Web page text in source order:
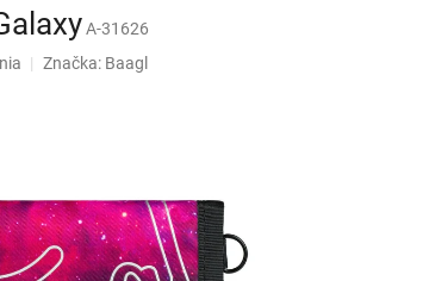
A-31626
Značka: Baagl